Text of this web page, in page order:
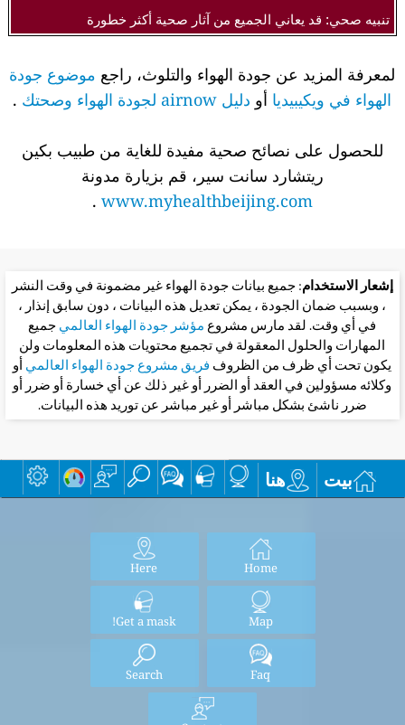
تنبيه صحي: قد يعاني الجميع من آثار صحية أكثر خطورة
لمعرفة المزيد عن جودة الهواء والتلوث، راجع موضوع جودة
الهواء في ويكيبيدياأو دليل airnow لجودة الهواء وصحتك .
للحصول على نصائح صحية مفيدة للغاية من طبيب بكين
ريتشارد سانت سير، قم بزيارة مدونة
www.myhealthbeijing.com
.
إشعار الاستخدام: جميع بيانات جودة الهواء غير مضمونة في وقت النشر
، وبسبب ضمان الجودة ، يمكن تعديل هذه البيانات ، دون سابق إنذار ،
في أي وقت. لقد مارس مشروعمؤشر جودة الهواء العالميجميع
المهارات والحلول المعقولة في تجميع محتويات هذه المعلومات ولن
يكون تحت أي ظرف من الظروففريق مشروع جودة الهواء العالميأو
وكلائه مسؤولين في العقد أو الضرر أو غير ذلك عن أي خسارة أو ضرر أو
ضرر ناشئ بشكل مباشر أو غير مباشر عن توريد هذه البيانات.
بيت هنا
Home
Here
Map
Get a mask!
Faq
Search